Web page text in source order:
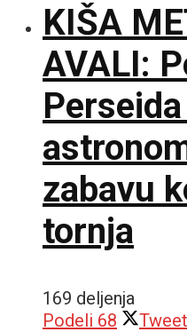
KIŠA
AVALI:
zabavu
tornja
169 deljenja
Podeli 68 Tweet